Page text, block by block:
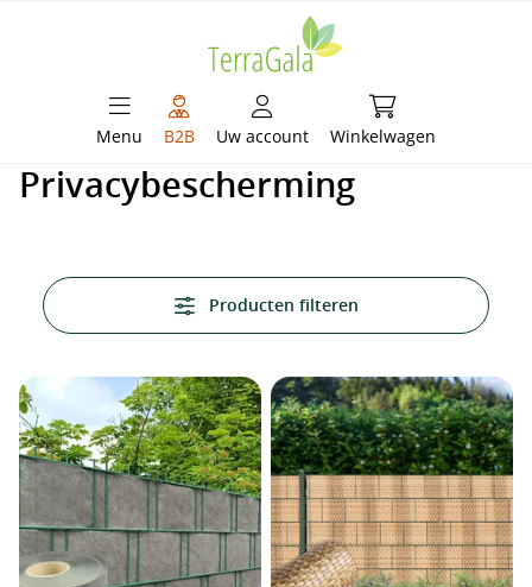
Menu B2B Uw account Winkelwagen
Winkelwagen
Privacybescherming
Producten filteren